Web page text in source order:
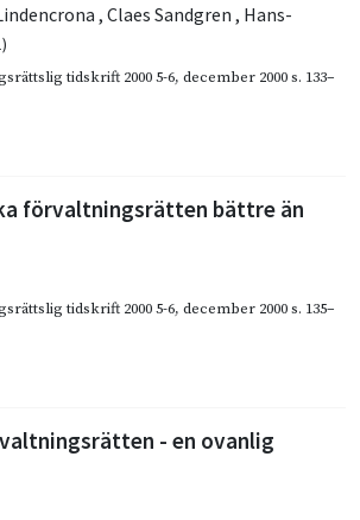
, Claes Sandgren , Hans-
tidskrift 2000 5-6, december 2000s. 133–
förvaltningsrätten bättre än
tidskrift 2000 5-6, december 2000s. 135–
- en ovanlig